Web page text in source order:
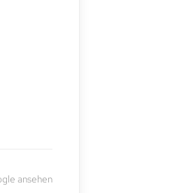
ansehen